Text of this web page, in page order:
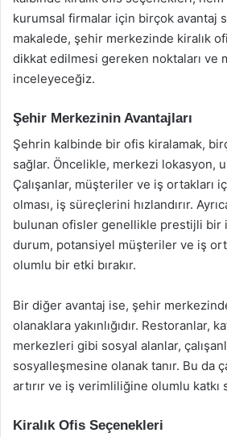
kurumsal firmalar için birçok avantaj
makalede, şehir merkezinde kiralık
dikkat edilmesi gereken noktaları ve
inceleyeceğiz.
Şehir Merkezinin Avantajları
Şehrin kalbinde bir ofis kiralamak,
sağlar. Öncelikle, merkezi lokasyon,
Çalışanlar, müşteriler ve iş ortakları
olması, iş süreçlerini hızlandırır.
bulunan ofisler genellikle prestijli bir
durum, potansiyel müşteriler ve iş
olumlu bir etki bırakır.
Bir diğer avantaj ise, şehir
olanaklara yakınlığıdır. Restoranlar,
merkezleri gibi sosyal alanlar,
sosyalleşmesine olanak tanır. Bu da
artırır ve iş verimliliğine olumlu katkı
Kiralık Ofis Seçenekleri